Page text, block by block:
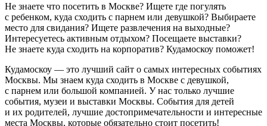
Не знаете что посетить в Москве? Ищете где погулять
с ребенком, куда сходить с парнем или девушкой? Выбираете
место для свидания? Ищете развлечения на выходные?
Интересуетесь активным отдыхом? Посещаете выставки?
Не знаете куда сходить на корпоратив? Кудамоскоу поможет!
Кудамоскоу — это лучший сайт о самых интересных событиях
Москвы. Мы знаем куда сходить в Москве с девушкой,
с парнем или большой компанией. У нас только лучшие
события, музеи и выставки Москвы. События для детей
и их родителей, лучшие достопримечательности и интересные
места Москвы, которые обязательно стоит посетить!